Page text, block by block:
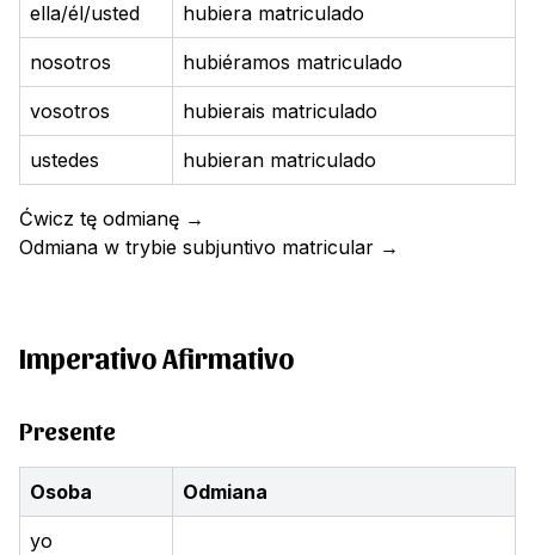
ella/él/usted hubiera matriculado
nosotros hubiéramos matriculado
vosotros hubierais matriculado
ustedes hubieran matriculado
Ćwicz tę odmianę →
Odmiana w trybie subjuntivo matricular →
Imperativo Afirmativo
Presente
Osoba Odmiana
yo